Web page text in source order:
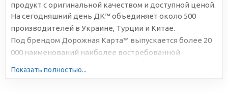
продукт с оригинальной качеством и доступной ценой.
На сегодняшний день ДК™ объединяет около 500
производителей в Украине, Турции и Китае.
Под брендом Дорожная Карта™ выпускается более 20
000 наименований наиболее востребованной
Показать полностью...